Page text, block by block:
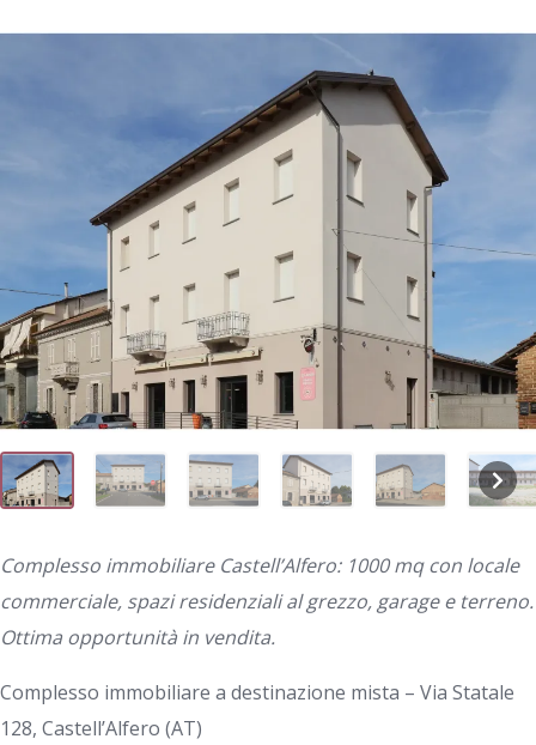
Complesso immobiliare Castell’Alfero: 1000 mq con locale
commerciale, spazi residenziali al grezzo, garage e terreno.
Ottima opportunità in vendita.
Complesso immobiliare a destinazione mista – Via Statale
128, Castell’Alfero (AT)